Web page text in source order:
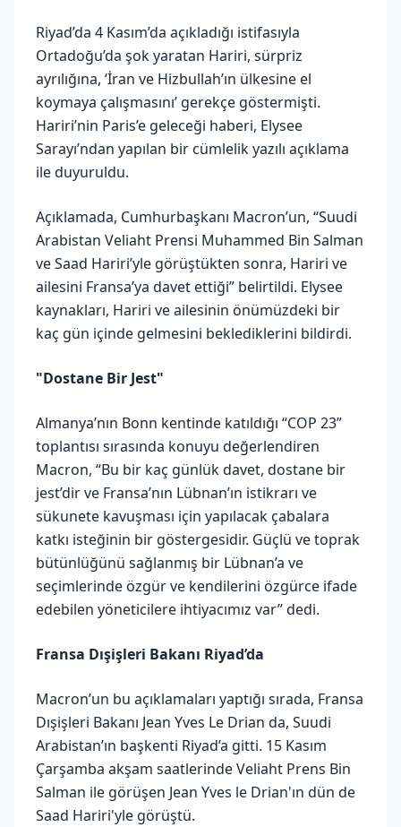
Riyad’da 4 Kasım’da açıkladığı istifasıyla
Ortadoğu’da şok yaratan Hariri, sürpriz
ayrılığına, ‘İran ve Hizbullah’ın ülkesine el
koymaya çalışmasını’ gerekçe göstermişti.
Hariri’nin Paris’e geleceği haberi, Elysee
Sarayı’ndan yapılan bir cümlelik yazılı açıklama
ile duyuruldu.
Açıklamada, Cumhurbaşkanı Macron’un, “Suudi
Arabistan Veliaht Prensi Muhammed Bin Salman
ve Saad Hariri’yle görüştükten sonra, Hariri ve
ailesini Fransa’ya davet ettiği” belirtildi. Elysee
kaynakları, Hariri ve ailesinin önümüzdeki bir
kaç gün içinde gelmesini beklediklerini bildirdi.
"Dostane Bir Jest"
Almanya’nın Bonn kentinde katıldığı “COP 23”
toplantısı sırasında konuyu değerlendiren
Macron, “Bu bir kaç günlük davet, dostane bir
jest’dir ve Fransa’nın Lübnan’ın istikrarı ve
sükunete kavuşması için yapılacak çabalara
katkı isteğinin bir göstergesidir. Güçlü ve toprak
bütünlüğünü sağlanmış bir Lübnan’a ve
seçimlerinde özgür ve kendilerini özgürce ifade
edebilen yöneticilere ihtiyacımız var” dedi.
Fransa Dışişleri Bakanı Riyad’da
Macron’un bu açıklamaları yaptığı sırada, Fransa
Dışişleri Bakanı Jean Yves Le Drian da, Suudi
Arabistan’ın başkenti Riyad’a gitti. 15 Kasım
Çarşamba akşam saatlerinde Veliaht Prens Bin
Salman ile görüşen Jean Yves le Drian'ın dün de
Saad Hariri'yle görüştü.